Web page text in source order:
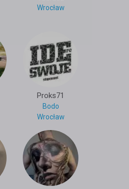
Wrocław
Proks71
Bodo
Wrocław